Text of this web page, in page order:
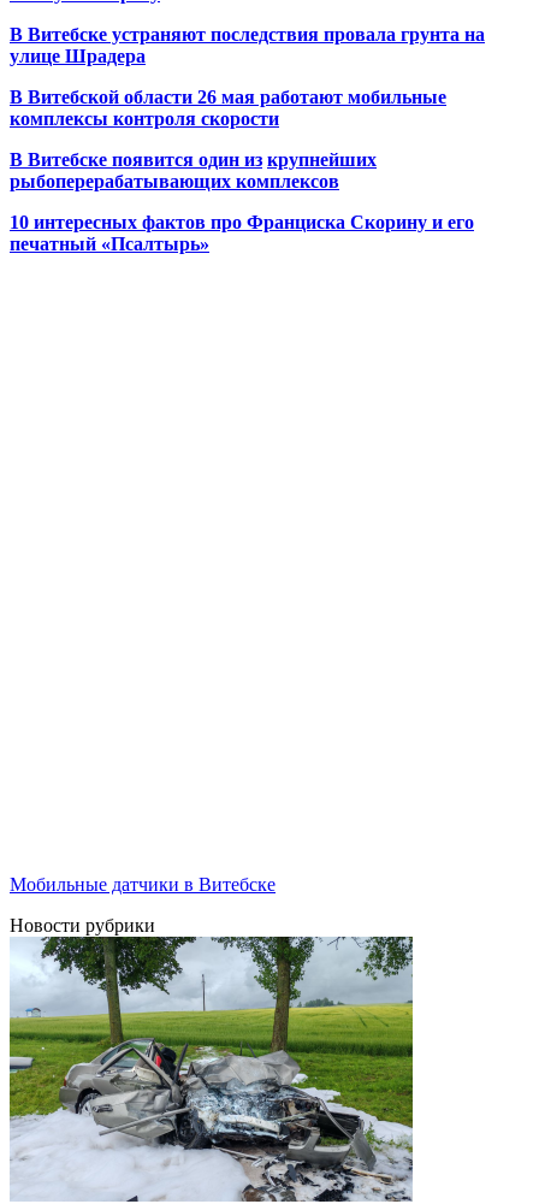
В Витебске устраняют последствия провала грунта на
улице Шрадера
В Витебской области 26 мая работают мобильные
комплексы контроля скорости
В Витебске появится один из крупнейших
рыбоперерабатывающих комплексов
10 интересных фактов про Франциска Скорину и его
печатный «Псалтырь»
Мобильные датчики в Витебске
Новости рубрики